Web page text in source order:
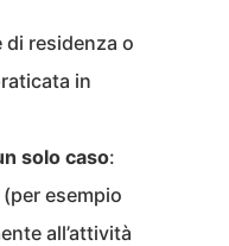
di residenza o
in
solo caso:
esempio
all’attività